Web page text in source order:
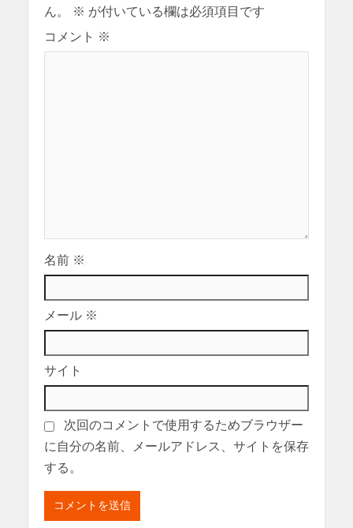
ん。
※ が付いている欄は必須項目です
コメント ※
名前 ※
メール ※
サイト
次回のコメントで使用するためブラウザー
に自分の名前、メールアドレス、サイトを保存
する。